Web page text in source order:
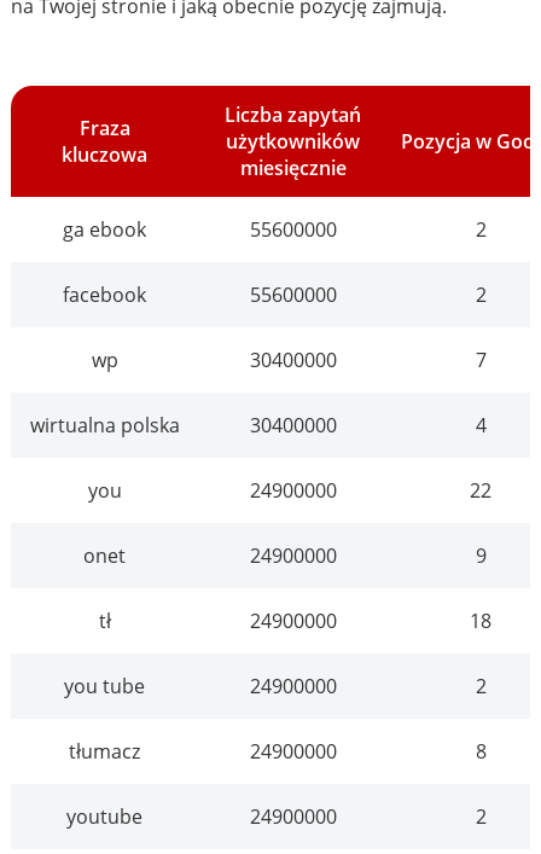
na Twojej stronie i jaką obecnie pozycję zajmują.
Fraza
kluczowa
Liczba zapytań
użytkowników
miesięcznie
Pozycja w
ga ebook 55600000 2
facebook 55600000 2
wp 30400000 7
wirtualna polska 30400000 4
you 24900000 22
onet 24900000 9
tł 24900000 18
you tube 24900000 2
tłumacz 24900000 8
youtube 24900000 2